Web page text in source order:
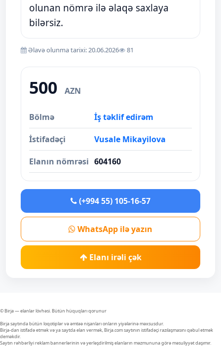
olunan nömrə ilə əlaqə saxlaya
bilərsiz.
Əlavə olunma tarixi: 20.06.2026 81
500 AZN
Bölmə İş təklif edirəm
İstifadəçi Vusale Mikayilova
Elanın nömrəsi 604160
(+994 55) 105-16-57
WhatsApp ilə yazın
Elanı irəli çək
© Birja — elanlar lövhəsi. Bütün hüquqları qorunur
Birja saytında bütün loqotiplər və əmtəə nişanları onların yiyələrinə məxsusdur.
Birja-dan istifadə etmək və ya saytda elan vermək, Birja.com saytının istifadəçi razılaşmasını qəbul etmək
deməkdir.
Saytın rəhbərliyi reklam bannerlərinin və yerləşdirilmiş elanların məzmununa görə məsuliyyət daşımır.